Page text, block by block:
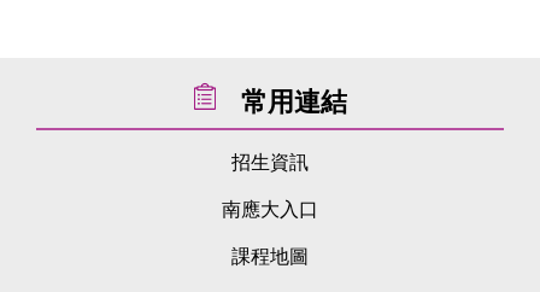
常用連結
招生資訊
南應大入口
課程地圖